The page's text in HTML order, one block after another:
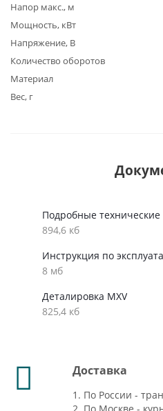
Напор макс., м
Мощность, кВт
Напряжение, В
Количество оборотов
Материал
Вес, г
Подробные технические
894,6 кб
Инструкция по
8 мб
Деталировка MXV
825,4 кб
Доставка
1. По России -